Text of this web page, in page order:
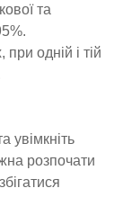
та
одній і тій
увімкніть
розпочати